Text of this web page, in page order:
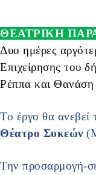
ΘΕΑΤΡΙΚΗ
Δυο ημέρες
Επιχείρησης του
Ρέππα και
Το έργο θα ανεβεί
Θέατρο Συκεών
Την προσαρμογή-